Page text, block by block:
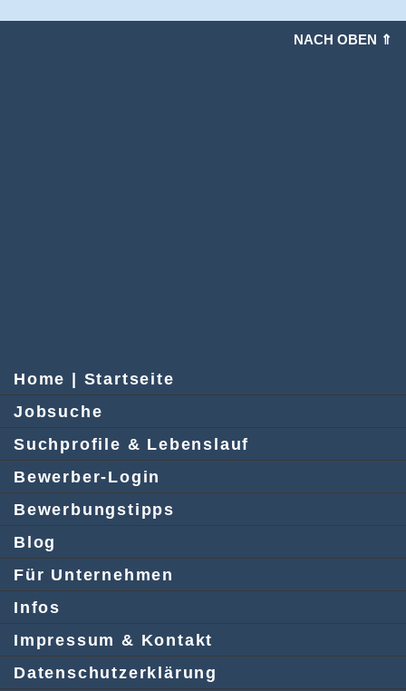
NACH OBEN ⇑
Home | Startseite
Jobsuche
Suchprofile & Lebenslauf
Bewerber-Login
Bewerbungstipps
Blog
Für Unternehmen
Infos
Impressum & Kontakt
Datenschutzerklärung